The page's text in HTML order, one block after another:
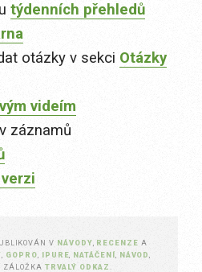
týdenních přehledů
otázky v sekci Otázky
videím
záznamů
V NÁVODY RECENZE A
GOPRO IPURE NATÁČENÍ NÁVOD
. ZÁLOŽKA TRVALÝ ODKAZ